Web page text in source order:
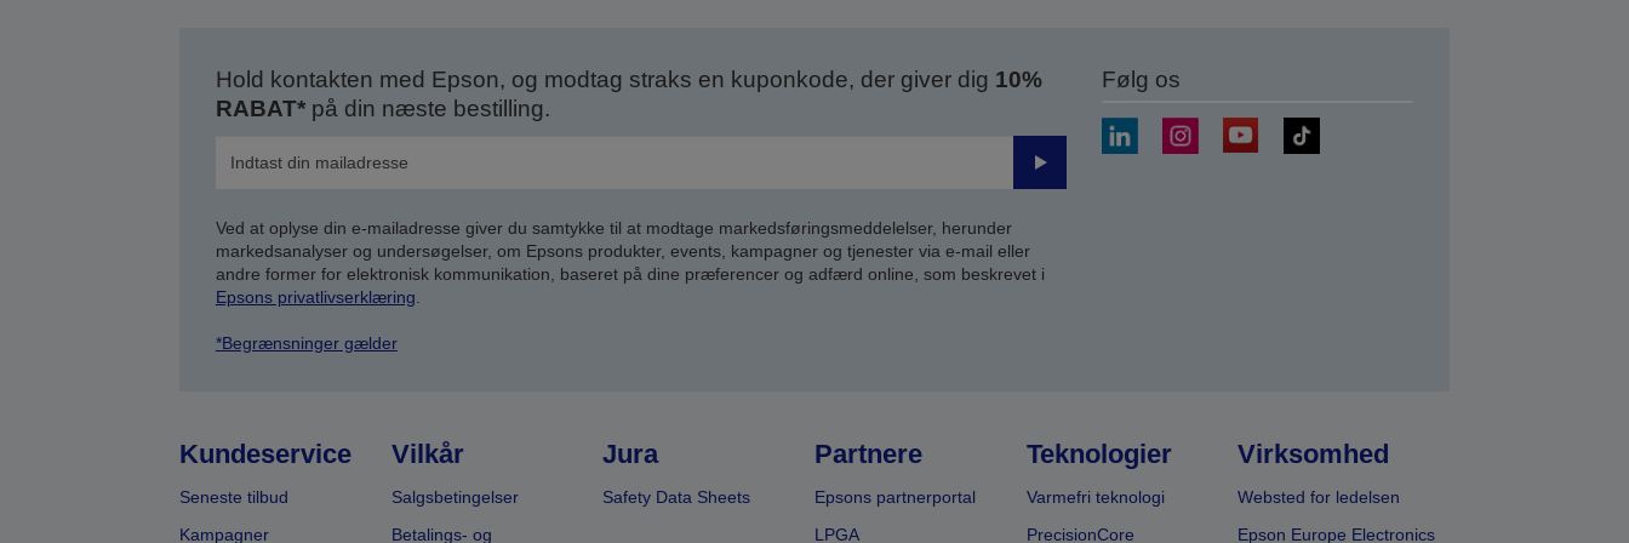
Hold kontakten med Epson, og modtag straks en kuponkode, der giver dig 10%
RABAT*på din næste bestilling.
Send
Ved at oplyse din e-mailadresse giver du samtykke til at modtage markedsføringsmeddelelser, herunder
markedsanalyser og undersøgelser, om Epsons produkter, events, kampagner og tjenester via e-mail eller
andre former for elektronisk kommunikation, baseret på dine præferencer og adfærd online, som beskrevet i
Epsons privatlivserklæring.
*Begrænsninger gælder
Følg os
Kundeservice
Seneste tilbud
Kampagner
Vilkår
Salgsbetingelser
Betalings- og
Jura
Safety Data Sheets
Partnere
Epsons partnerportal
LPGA
Teknologier
Varmefri teknologi
PrecisionCore
Virksomhed
Websted for ledelsen
Epson Europe Electronics